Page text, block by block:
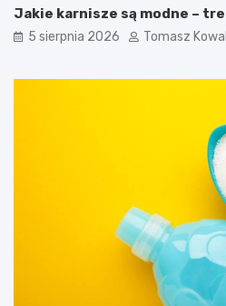
Jakie karnisze są modne –
5 sierpnia 2026 Tomasz